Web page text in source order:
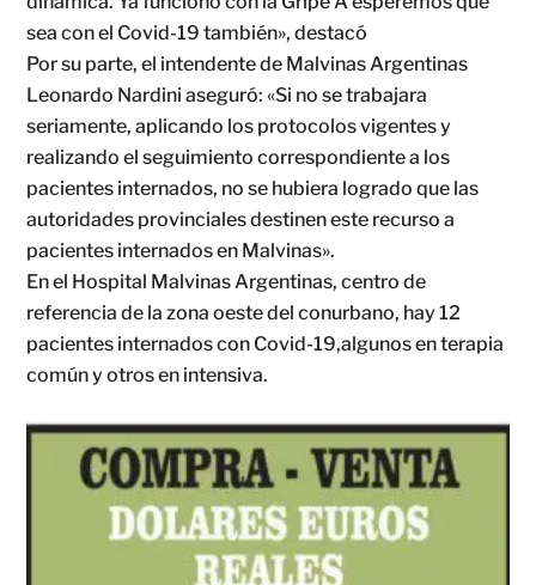
sea con el Covid-19 también», destacó
Por su parte, el intendente de Malvinas Argentinas
Leonardo Nardini aseguró: «Si no se trabajara
seriamente, aplicando los protocolos vigentes y
realizando el seguimiento correspondiente a los
pacientes internados, no se hubiera logrado que las
autoridades provinciales destinen este recurso a
pacientes internados en Malvinas».
En el Hospital Malvinas Argentinas, centro de
referencia de la zona oeste del conurbano, hay 12
pacientes internados con Covid-19,algunos en terapia
común y otros en intensiva.